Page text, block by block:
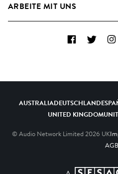
Kontakt
ARBEITE MIT UNS
A&R - Demo-Einsendungen
FacebookTwitter
AUSTRALIADEUTSCHLAND
UNITED KINGDOM
© Audio Network Limited 2026 UK
AGB
A